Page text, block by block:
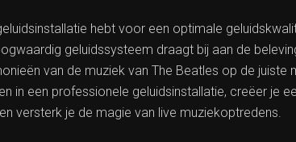
hebt voor een optimale
geluidssysteem draagt bij aan de
van de muziek van The Beatles op de juiste
in een professionele geluidsinstallatie, creëer je
versterk je de magie van live muziekoptredens.